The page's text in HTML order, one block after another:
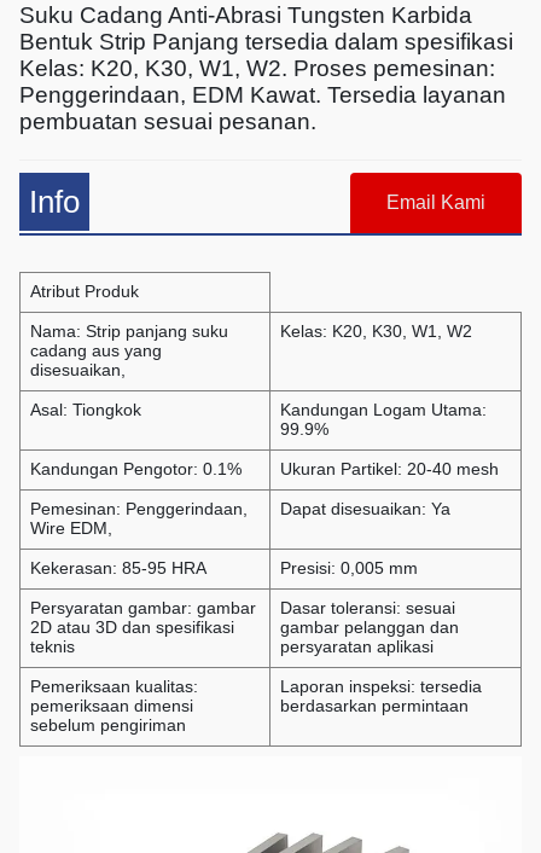
Suku Cadang Anti-Abrasi Tungsten Karbida
Bentuk Strip Panjang tersedia dalam spesifikasi
Kelas: K20, K30, W1, W2. Proses pemesinan:
Penggerindaan, EDM Kawat. Tersedia layanan
pembuatan sesuai pesanan.
Info Email Kami
Atribut Produk
Nama: Strip panjang suku
cadang aus yang
disesuaikan,
Kelas: K20, K30, W1, W2
Asal: Tiongkok
Kandungan Logam Utama:
99.9%
Kandungan Pengotor: 0.1% Ukuran Partikel: 20-40 mesh
Pemesinan: Penggerindaan,
Wire EDM,
Dapat disesuaikan: Ya
Kekerasan: 85-95 HRA Presisi: 0,005 mm
Persyaratan gambar: gambar
2D atau 3D dan spesifikasi
teknis
Dasar toleransi: sesuai
gambar pelanggan dan
persyaratan aplikasi
Pemeriksaan kualitas:
pemeriksaan dimensi
sebelum pengiriman
Laporan inspeksi: tersedia
berdasarkan permintaan